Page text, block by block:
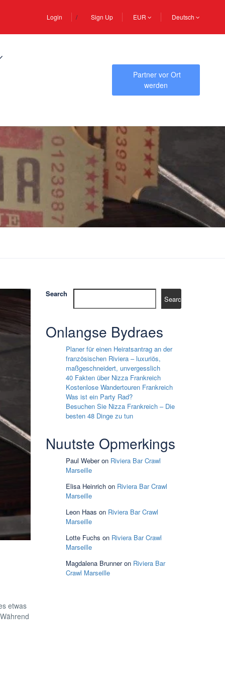
Login Sign Up EUR Deutsch
Partner vor Ort
werden
etwas
Search
Search
Onlangse Bydraes
Planer für einen Heiratsantrag an der
französischen Riviera – luxuriös,
maßgeschneidert, unvergesslich
40 Fakten über Nizza Frankreich
Kostenlose Wandertouren Frankreich
Was ist ein Party Rad?
Besuchen Sie Nizza Frankreich – Die
besten 48 Dinge zu tun
Nuutste Opmerkings
Paul Weberon Riviera Bar Crawl
Marseille
Elisa Heinrich on Riviera Bar Crawl
Marseille
Leon Haas on Riviera Bar Crawl
Marseille
Lotte Fuchs on Riviera Bar Crawl
Marseille
Magdalena Brunneron Riviera Bar
Crawl Marseille